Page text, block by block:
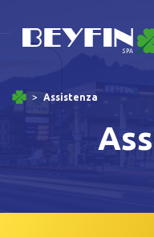
Assistenza